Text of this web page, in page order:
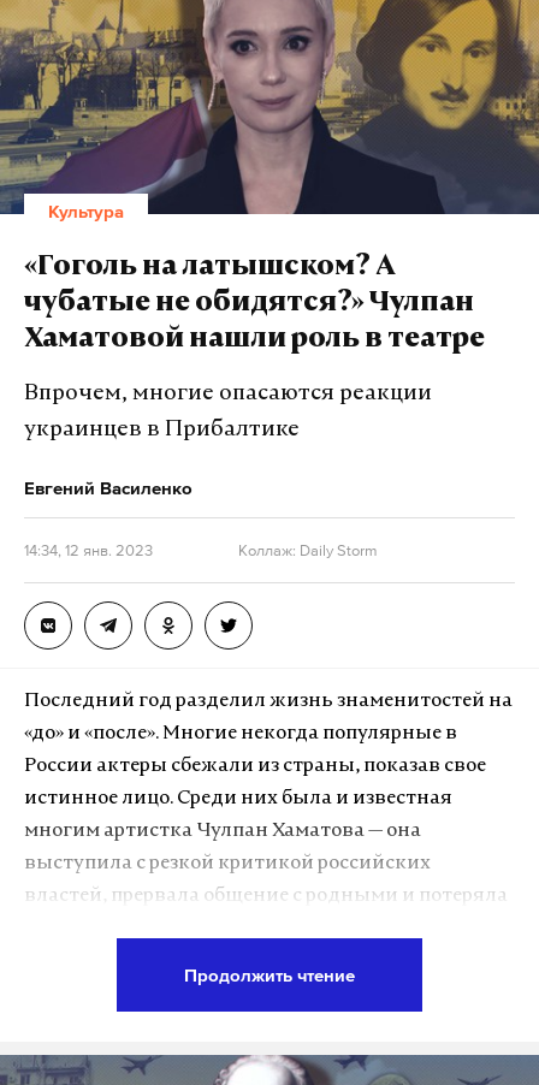
Культура
«Гоголь на латышском? А
чубатые не обидятся?» Чулпан
Хаматовой нашли роль в театре
Впрочем, многие опасаются реакции
украинцев в Прибалтике
Евгений Василенко
14:34, 12 янв. 2023 Коллаж: Daily Storm
Последний год разделил жизнь знаменитостей на
«до» и «после». Многие некогда популярные в
России актеры сбежали из страны, показав свое
истинное лицо. Среди них была и известная
многим артистка Чулпан Хаматова — она
выступила с резкой критикой российских
властей, прервала общение с родными и потеряла
Поговаривали даже, что она может вернуться в
Продолжить чтение